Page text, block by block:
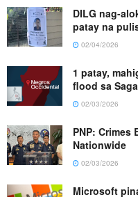
DILG nag-
patay na
02/04/2026
1 patay,
flood sa
02/03/2026
PNP: Crimes
Nationwide
02/03/2026
Microsoft